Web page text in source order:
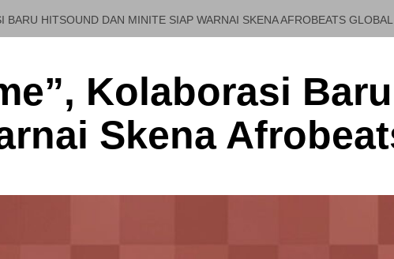
BARU HITSOUND DAN MINITE SIAP WARNAI SKENA AFROBEATS GLOBAL
Kolaborasi
Skena